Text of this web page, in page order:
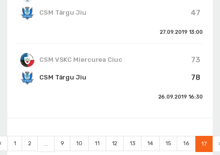
47
CSM Târgu Jiu
27.09.2019 13:00
CSM VSKC Miercurea Ciuc
73
78
CSM Târgu Jiu
26.09.2019 16:30
1 2 ... 9 10 11 12 13 14 15 16 17